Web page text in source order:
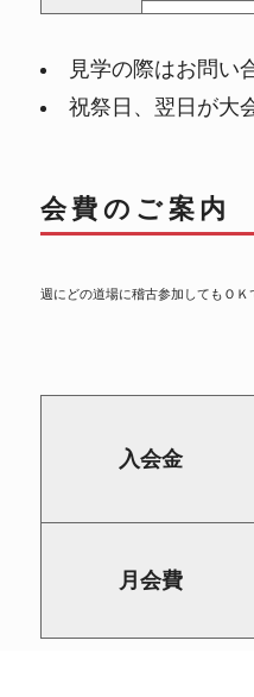
見学の際はお問い
祝祭日、翌日が大
会費のご案内
週にどの道場に稽古参加してもＯＫ
入会金
月会費